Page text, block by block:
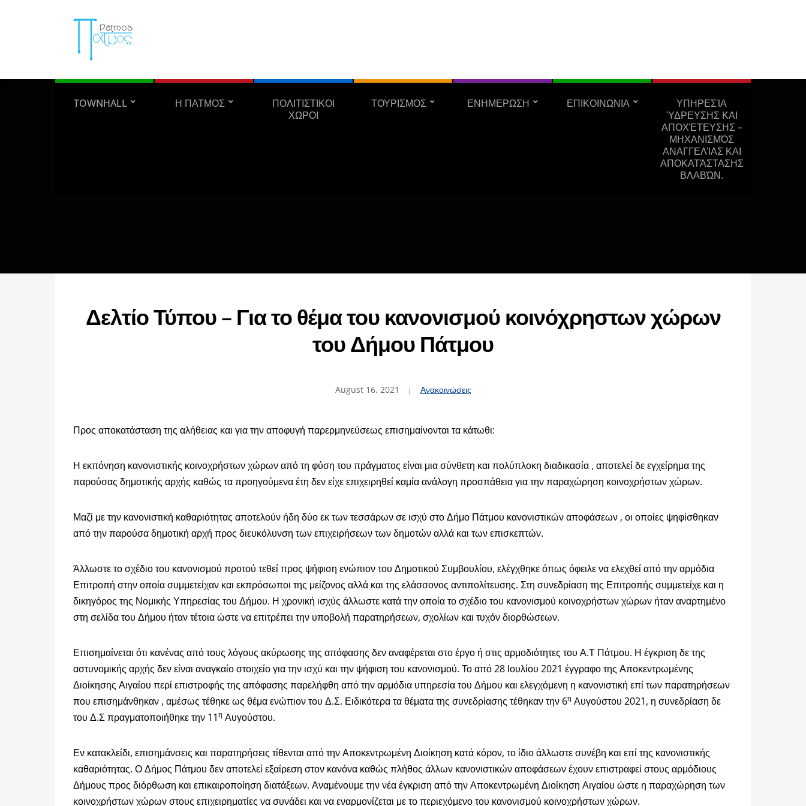
TOWNHALL Η ΠΑΤΜΟΣ
ΠΟΛΙΤΙΣΤΙΚΟΙ
ΧΩΡΟΙ
ΤΟΥΡΙΣΜΟΣ ΕΝΗΜΕΡΩΣΗ ΕΠΙΚΟΙΝΩΝΙΑ
ΥΠΗΡΕΣΊΑ
ΎΔΡΕΥΣΗΣ ΚΑΙ
ΑΠΟΧΈΤΕΥΣΗΣ –
ΜΗΧΑΝΙΣΜΌΣ
ΑΝΑΓΓΕΛΊΑΣ ΚΑΙ
ΑΠΟΚΑΤΆΣΤΑΣΗΣ
ΒΛΑΒΏΝ.
Δελτίο Τύπου – Για το θέμα του κανονισμού κοινόχρηστων χώρων
του Δήμου Πάτμου
August 16, 2021 Ανακοινώσεις
Προς αποκατάσταση της αλήθειας και για την αποφυγή παρερμηνεύσεως επισημαίνονται τα κάτωθι:
Η εκπόνηση κανονιστικής κοινοχρήστων χώρων από τη φύση του πράγματος είναι μια σύνθετη και πολύπλοκη διαδικασία , αποτελεί δε εγχείρημα της
παρούσας δημοτικής αρχής καθώς τα προηγούμενα έτη δεν είχε επιχειρηθεί καμία ανάλογη προσπάθεια για την παραχώρηση κοινοχρήστων χώρων.
Μαζί με την κανονιστική καθαριότητας αποτελούν ήδη δύο εκ των τεσσάρων σε ισχύ στο Δήμο Πάτμου κανονιστικών αποφάσεων , οι οποίες ψηφίσθηκαν
από την παρούσα δημοτική αρχή προς διευκόλυνση των επιχειρήσεων των δημοτών αλλά και των επισκεπτών.
Άλλωστε το σχέδιο του κανονισμού προτού τεθεί προς ψήφιση ενώπιον του Δημοτικού Συμβουλίου, ελέγχθηκε όπως όφειλε να ελεχθεί από την αρμόδια
Επιτροπή στην οποία συμμετείχαν και εκπρόσωποι της μείζονος αλλά και της ελάσσονος αντιπολίτευσης. Στη συνεδρίαση της Επιτροπής συμμετείχε και η
δικηγόρος της Νομικής Υπηρεσίας του Δήμου. Η χρονική ισχύς άλλωστε κατά την οποία το σχέδιο του κανονισμού κοινοχρήστων χώρων ήταν αναρτημένο
στη σελίδα του Δήμου ήταν τέτοια ώστε να επιτρέπει την υποβολή παρατηρήσεων, σχολίων και τυχόν διορθώσεων.
Επισημαίνεται ότι κανένας από τους λόγους ακύρωσης της απόφασης δεν αναφέρεται στο έργο ή στις αρμοδιότητες του Α.Τ Πάτμου. Η έγκριση δε της
αστυνομικής αρχής δεν είναι αναγκαίο στοιχείο για την ισχύ και την ψήφιση του κανονισμού. Το από 28 Ιουλίου 2021 έγγραφο της Αποκεντρωμένης
Διοίκησης Αιγαίου περί επιστροφής της απόφασης παρελήφθη από την αρμόδια υπηρεσία του Δήμου και ελεγχόμενη η κανονιστική επί των παρατηρήσεων
που επισημάνθηκαν , αμέσως τέθηκε ως θέμα ενώπιον του Δ.Σ. Ειδικότερα τα θέματα της συνεδρίασης τέθηκαν την 6η Αυγούστου 2021, η συνεδρίαση δε
του Δ.Σ πραγματοποιήθηκε την 11η Αυγούστου.
Εν κατακλείδι, επισημάνσεις και παρατηρήσεις τίθενται από την Αποκεντρωμένη Διοίκηση κατά κόρον, το ίδιο άλλωστε συνέβη και επί της κανονιστικής
καθαριότητας. Ο Δήμος Πάτμου δεν αποτελεί εξαίρεση στον κανόνα καθώς πλήθος άλλων κανονιστικών αποφάσεων έχουν επιστραφεί στους αρμόδιους
Δήμους προς διόρθωση και επικαιροποίηση διατάξεων. Αναμένουμε την νέα έγκριση από την Αποκεντρωμένη Διοίκηση Αιγαίου ώστε η παραχώρηση των
κοινοχρήστων χώρων στους επιχειρηματίες να συνάδει και να εναρμονίζεται με το περιεχόμενο του κανονισμού κοινοχρήστων χώρων.